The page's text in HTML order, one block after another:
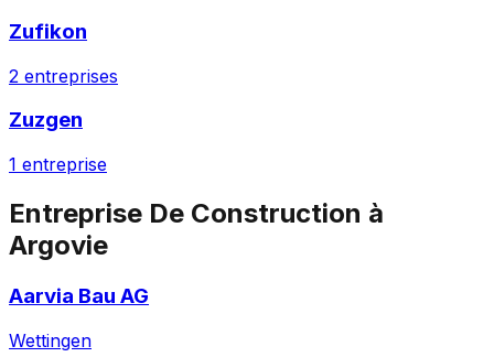
Zufikon
2 entreprises
Zuzgen
1 entreprise
Entreprise De Construction à
Argovie
Aarvia Bau AG
Wettingen